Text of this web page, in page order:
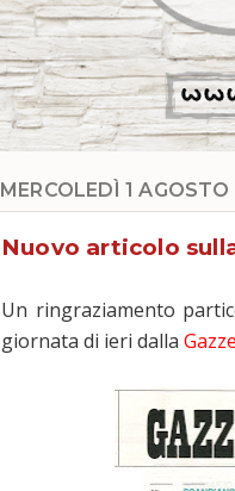
MERCOLEDÌ 1 AGOSTO
Nuovo articolo
Un ringraziamento
giornata di ieri dalla